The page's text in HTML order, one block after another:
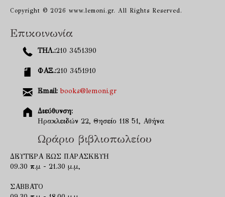
Copyright © 2026 www.lemoni.gr. All Rights Reserved.
Επικοινωνία
ΤΗΛ.:210 3451390
ΦΑΞ.:210 3451910
Email: books@lemoni.gr
Διεύθυνση:
Ηρακλειδών 22, Θησείο 118 51, Αθήνα
Ωράριο βιβλιοπωλείου
ΔΕΥΤΕΡΑ ΕΩΣ ΠΑΡΑΣΚΕΥΗ
09.30 π.μ - 21.30 μ.μ,
ΣΑΒΒΑΤΟ